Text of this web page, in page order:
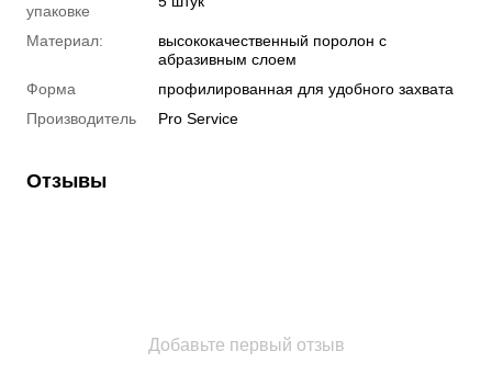
упаковке
Материал:
высококачественный поролон с
абразивным слоем
Форма
профилированная для удобного захвата
Производитель
Pro Service
Отзывы
Добавьте первый отзыв